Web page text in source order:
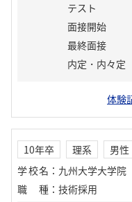
テスト
面接開始
最終面接
内定・内々定
体験
10年卒 理系
男性
学校名 ： 九州大学大学院
職種 ： 技術採用